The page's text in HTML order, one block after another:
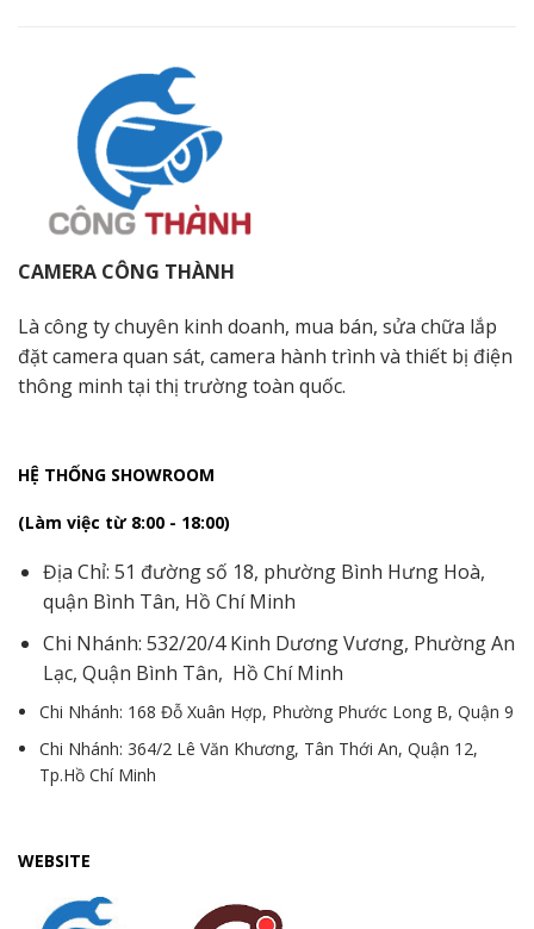
CAMERA CÔNG THÀNH
Là công ty chuyên kinh doanh, mua bán, sửa chữa lắp
đặt camera quan sát, camera hành trình và thiết bị điện
thông minh tại thị trường toàn quốc.
HỆ THỐNG SHOWROOM
(Làm việc từ 8:00 - 18:00)
Địa Chỉ: 51 đường số 18, phường Bình Hưng Hoà,
quận Bình Tân, Hồ Chí Minh
Chi Nhánh: 532/20/4 Kinh Dương Vương, Phường An
Lạc, Quận Bình Tân, Hồ Chí Minh
Chi Nhánh: 168 Đỗ Xuân Hợp, Phường Phước Long B, Quận 9
Chi Nhánh: 364/2 Lê Văn Khương, Tân Thới An, Quận 12,
Tp.Hồ Chí Minh
WEBSITE